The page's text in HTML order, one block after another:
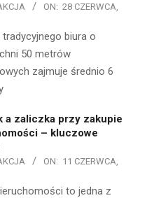
ON: 28 CZERWCA,
tradycyjnego biura o
50 metrów
zajmuje średnio 6
a zaliczka przy zakupie
– kluczowe
ON: 11 CZERWCA,
to jedna z